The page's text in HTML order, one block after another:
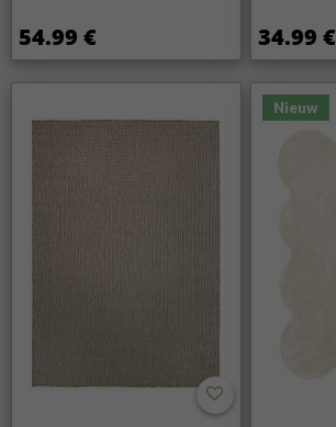
54.99 € 34.99 €
Nieuw